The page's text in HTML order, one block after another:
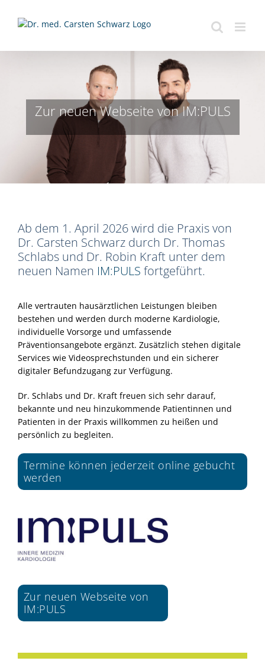
Inhalt
Zur neuen Webseite von IM:PULS
Ab dem 1. April 2026 wird die Praxis von
Dr. Carsten Schwarz durch Dr. Thomas
Schlabs und Dr. Robin Kraft unter dem
neuen Namen IM:PULS fortgeführt.
Alle vertrauten hausärztlichen Leistungen bleiben
bestehen und werden durch moderne Kardiologie,
individuelle Vorsorge und umfassende
Präventionsangebote ergänzt. Zusätzlich stehen digitale
Services wie Videosprechstunden und ein sicherer
digitaler Befundzugang zur Verfügung.
Dr. Schlabs und Dr. Kraft freuen sich sehr darauf,
bekannte und neu hinzukommende Patientinnen und
Patienten in der Praxis willkommen zu heißen und
persönlich zu begleiten.
Termine können jederzeit online gebucht
werden
Zur neuen Webseite von
IM:PULS